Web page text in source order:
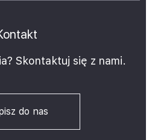
Skontaktuj się z nami.
do nas